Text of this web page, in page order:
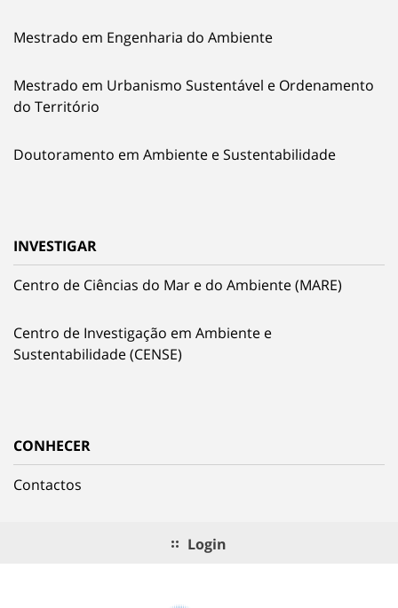
Mestrado em Engenharia do Ambiente
Mestrado em Urbanismo Sustentável e Ordenamento
do Território
Doutoramento em Ambiente e Sustentabilidade
INVESTIGAR
Centro de Ciências do Mar e do Ambiente (MARE)
Centro de Investigação em Ambiente e
Sustentabilidade (CENSE)
CONHECER
Contactos
Login